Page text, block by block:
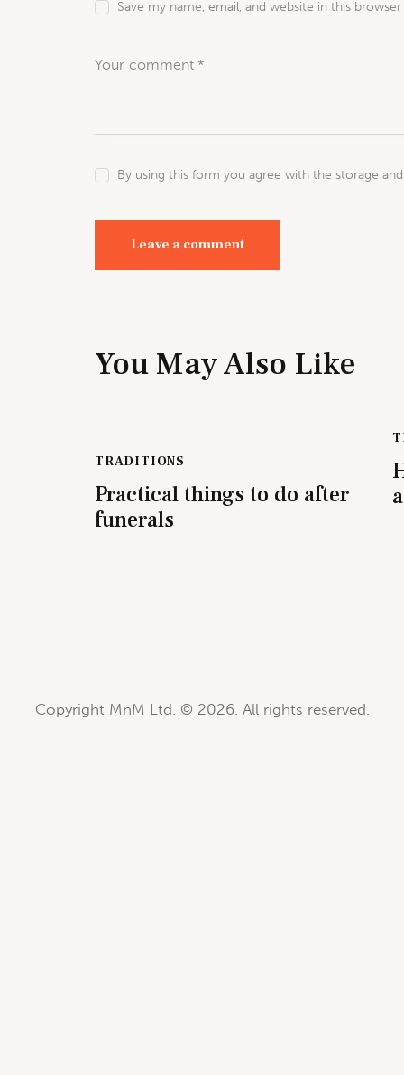
Save my name, email, and website in this
By using this form you agree with the storage
You May Also Like
TRADITIONS
Practical things to do after
funerals
Copyright MnM Ltd. © 2026. All rights reserved.